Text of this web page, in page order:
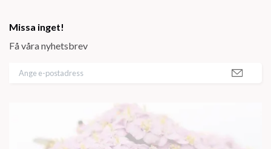
Missa inget!
Få våra nyhetsbrev